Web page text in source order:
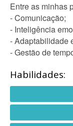
Entre as minhas
- Comunicação;
- Inteligência
- Adaptabilidade
- Gestão de
Habilidades: